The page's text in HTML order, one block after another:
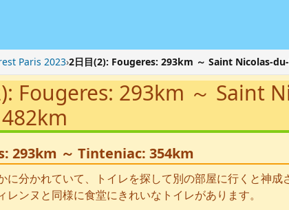
Paris 2023›2日目(2): Fougeres: 293km ～ Saint Nicolas-
Fougeres: 293km ～ Saint
293km ～ Tinteniac: 354km
に分かれていて、トイレを探して別の部屋に行くと神成
レンヌと同様に食堂にきれいなトイレがあります。